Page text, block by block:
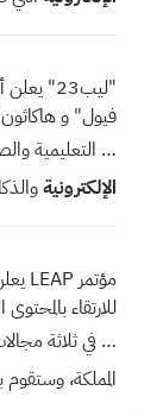
"ليب23"
فيول" و هاكاثون "علي
… التعليمية
الإلكترونية
للارتقاء
… في ثلاثة
المملكة، وستقوم